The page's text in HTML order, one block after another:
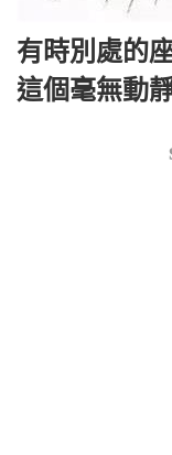
有時別處的
這個毫無動